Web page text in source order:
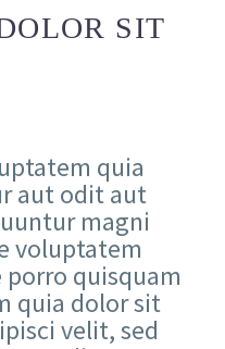
SIT
quia
aut odit aut
magni
voluptatem
quisquam
quia dolor sit
velit, sed